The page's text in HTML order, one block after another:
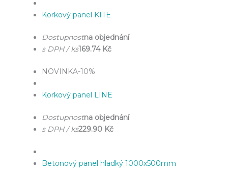
Korkový panel KITE
Dostupnostna objednání
s DPH / ks169.74 Kč
NOVINKA-10%
Korkový panel LINE
Dostupnostna objednání
s DPH / ks229.90 Kč
Betonový panel hladký 1000x500mm